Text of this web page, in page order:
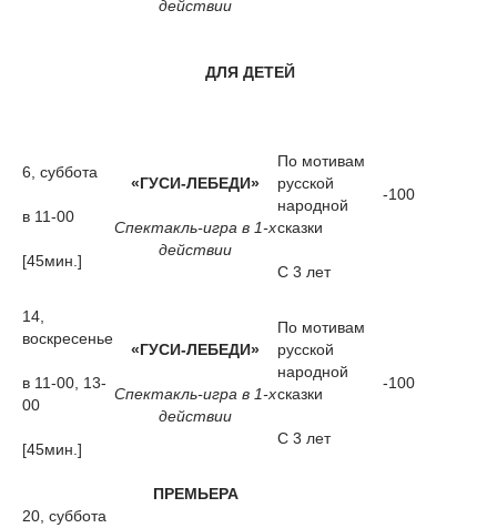
действии
ДЛЯ ДЕТЕЙ
6, суббота
в 11-00
[45мин.]
«ГУСИ-ЛЕБЕДИ»
Спектакль-игра в 1-х
действии
По мотивам
русской
народной
сказки
С 3 лет
-100
14,
воскресенье
в 11-00, 13-
00
[45мин.]
«ГУСИ-ЛЕБЕДИ»
Спектакль-игра в 1-х
действии
По мотивам
русской
народной
сказки
С 3 лет
-100
20, суббота
ПРЕМЬЕРА